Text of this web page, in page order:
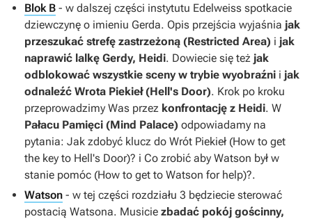
Blok B - w dalszej części instytutu Edelweiss spotkacie
dziewczynę o imieniu Gerda. Opis przejścia wyjaśnia jak
przeszukać strefę zastrzeżoną (Restricted Area) i jak
naprawić lalkę Gerdy, Heidi. Dowiecie się też jak
odblokować wszystkie sceny w trybie wyobraźni i jak
odnaleźć Wrota Piekieł (Hell's Door). Krok po kroku
przeprowadzimy Was przez konfrontację z Heidi. W
Pałacu Pamięci (Mind Palace) odpowiadamy na
pytania: Jak zdobyć klucz do Wrót Piekieł (How to get
the key to Hell's Door)? i Co zrobić aby Watson był w
stanie pomóc (How to get to Watson for help)?.
Watson - w tej części rozdziału 3 będziecie sterować
postacią Watsona. Musicie zbadać pokój gościnny,